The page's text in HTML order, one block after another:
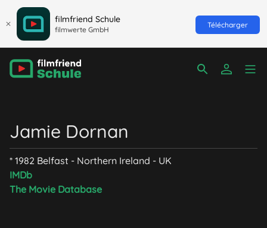
filmfriend Schule
filmwerte GmbH
Télécharger
Jamie Dornan
* 1982 Belfast - Northern Ireland - UK
IMDb
The Movie Database